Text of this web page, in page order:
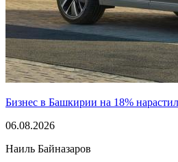
Бизнес в Башкирии на 18%
06.08.2026
Наиль Байназаров